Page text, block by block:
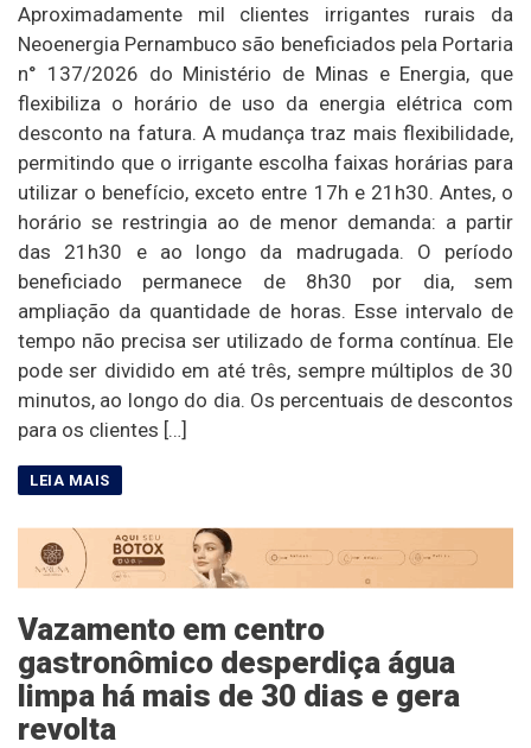
Aproximadamente mil clientes irrigantes rurais da
Neoenergia Pernambuco são beneficiados pela Portaria
n° 137/2026 do Ministério de Minas e Energia, que
flexibiliza o horário de uso da energia elétrica com
desconto na fatura. A mudança traz mais flexibilidade,
permitindo que o irrigante escolha faixas horárias para
utilizar o benefício, exceto entre 17h e 21h30. Antes, o
horário se restringia ao de menor demanda: a partir
das 21h30 e ao longo da madrugada. O período
beneficiado permanece de 8h30 por dia, sem
ampliação da quantidade de horas. Esse intervalo de
tempo não precisa ser utilizado de forma contínua. Ele
pode ser dividido em até três, sempre múltiplos de 30
minutos, ao longo do dia. Os percentuais de descontos
para os clientes […]
Vazamento em centro
gastronômico desperdiça água
limpa há mais de 30 dias e gera
revolta